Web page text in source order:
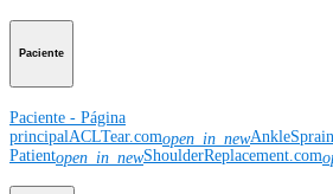
Paciente
Paciente - Página
principalACLTear.comopen_in_new
Patientopen_in_newShoulderReplacement.com